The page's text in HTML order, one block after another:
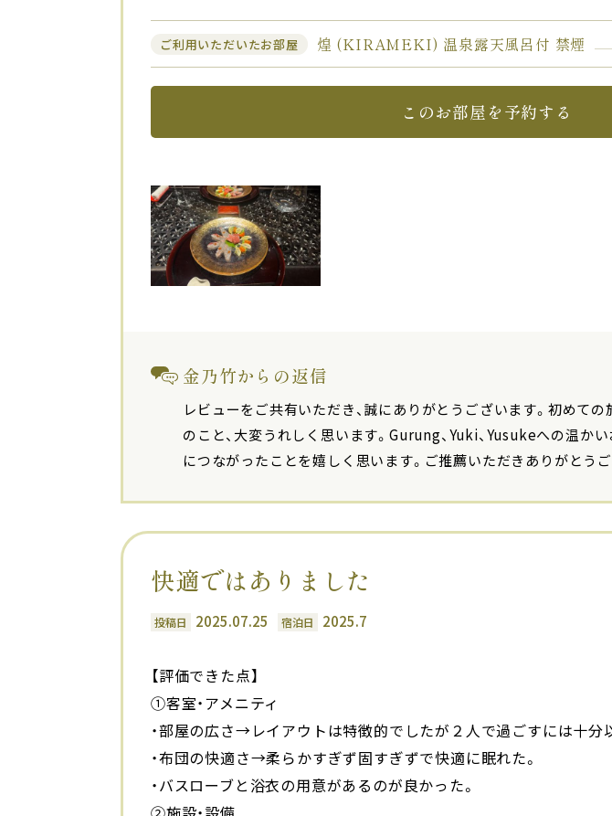
ご利用いただいたお部屋 煌 (KIRAMEKI) 温泉露天風呂付 禁煙
このお部屋を予約する
金乃竹からの返信
レビューをご共有いただき、誠にありがとうございます。初めて
のこと、大変うれしく思います。Gurung、Yuki、Yusukeへの温
につながったことを嬉しく思います。ご推薦いただきありがとう
快適ではありました
投稿日 2025.07.25 宿泊日 2025.7
【評価できた点】
①客室・アメニティ
・部屋の広さ→レイアウトは特徴的でしたが２人で過ごすには十分
・布団の快適さ→柔らかすぎず固すぎずで快適に眠れた。
・バスローブと浴衣の用意があるのが良かった。